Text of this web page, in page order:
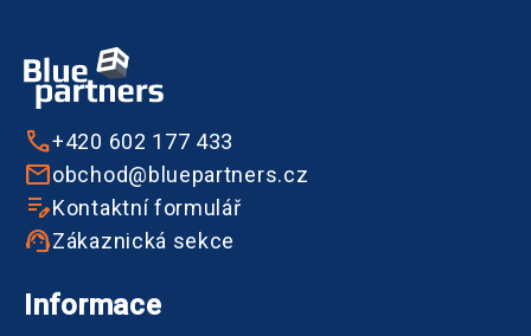
+420 602 177 433
obchod@bluepartners.cz
Kontaktní formulář
Zákaznická sekce
Informace